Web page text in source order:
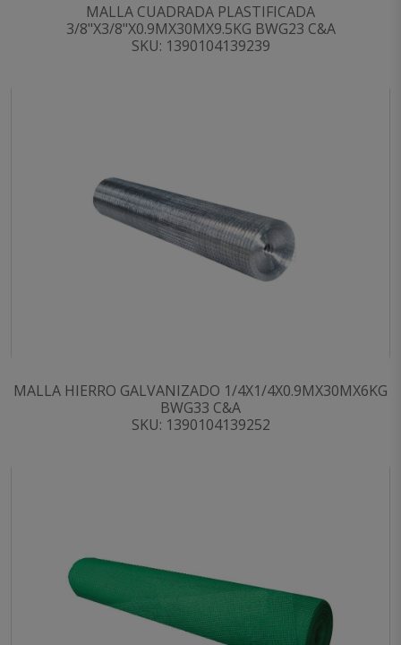
MALLA CUADRADA PLASTIFICADA
3/8"X3/8"X0.9MX30MX9.5KG BWG23 C&A
SKU: 1390104139239
MALLA HIERRO GALVANIZADO 1/4X1/4X0.9MX30MX6KG
BWG33 C&A
SKU: 1390104139252